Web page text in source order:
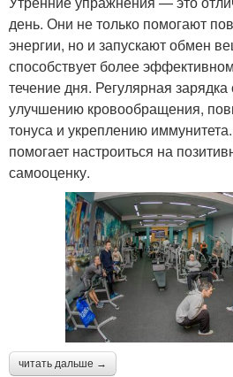
день. Они не только помогают
энергии, но и запускают обмен
способствует более
течение дня. Регулярная зарядка
улучшению кровообращения,
тонуса и укреплению
помогает настроиться на
самооценку.
читать дальше →